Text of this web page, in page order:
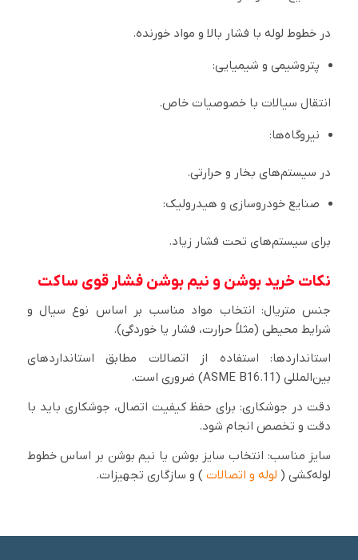
در خطوط لوله با فشار بالا و مواد خورنده.
پتروشیمی و شیمیایی:
انتقال سیالات با خصوصیات خاص.
نیروگاه‌ها:
در سیستم‌های بخار و حرارتی.
صنایع خودروسازی و هیدرولیک:
برای سیستم‌های تحت فشار زیاد.
نکات خرید بوشن و نیم بوشن فشار قوی ساکت
جنس متریال: انتخاب مواد مناسب بر اساس نوع سیال و
شرایط محیطی (مثلاً حرارت، فشار یا خوردگی).
استانداردها: استفاده از اتصالات مطابق استانداردهای
بین‌المللی (ASME B16.11) ضروری است.
دقت در جوشکاری: برای حفظ کیفیت اتصال، جوشکاری باید با
دقت و تخصص انجام شود.
سایز مناسب: انتخاب سایز بوشن یا نیم بوشن بر اساس خطوط
لوله‌کشی ( لوله و اتصالات) و سازگاری تجهیزات.